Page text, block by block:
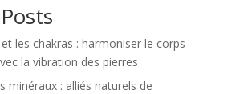
les chakras : harmoniser le corps
la vibration des pierres
minéraux : alliés naturels de